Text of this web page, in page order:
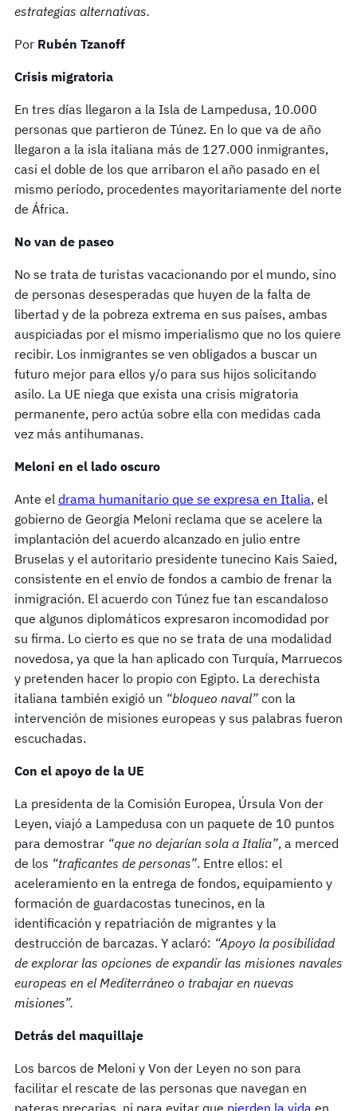
estrategias alternativas.
Por Rubén Tzanoff
Crisis migratoria
En tres días llegaron a la Isla de Lampedusa, 10.000
personas que partieron de Túnez. En lo que va de año
llegaron a la isla italiana más de 127.000 inmigrantes,
casi el doble de los que arribaron el año pasado en el
mismo período, procedentes mayoritariamente del norte
de África.
No van de paseo
No se trata de turistas vacacionando por el mundo, sino
de personas desesperadas que huyen de la falta de
libertad y de la pobreza extrema en sus países, ambas
auspiciadas por el mismo imperialismo que no los quiere
recibir. Los inmigrantes se ven obligados a buscar un
futuro mejor para ellos y/o para sus hijos solicitando
asilo. La UE niega que exista una crisis migratoria
permanente, pero actúa sobre ella con medidas cada
vez más antihumanas.
Meloni en el lado oscuro
Ante el drama humanitario que se expresa en Italia, el
gobierno de Georgia Meloni reclama que se acelere la
implantación del acuerdo alcanzado en julio entre
Bruselas y el autoritario presidente tunecino Kais Saied,
consistente en el envío de fondos a cambio de frenar la
inmigración. El acuerdo con Túnez fue tan escandaloso
que algunos diplomáticos expresaron incomodidad por
su firma. Lo cierto es que no se trata de una modalidad
novedosa, ya que la han aplicado con Turquía, Marruecos
y pretenden hacer lo propio con Egipto. La derechista
italiana también exigió un “bloqueo naval” con la
intervención de misiones europeas y sus palabras fueron
escuchadas.
Con el apoyo de la UE
La presidenta de la Comisión Europea, Úrsula Von der
Leyen, viajó a Lampedusa con un paquete de 10 puntos
para demostrar “que no dejarían sola a Italia”, a merced
de los “traficantes de personas”. Entre ellos: el
aceleramiento en la entrega de fondos, equipamiento y
formación de guardacostas tunecinos, en la
identificación y repatriación de migrantes y la
destrucción de barcazas. Y aclaró: “Apoyo la posibilidad
de explorar las opciones de expandir las misiones navales
europeas en el Mediterráneo o trabajar en nuevas
misiones”.
Detrás del maquillaje
Los barcos de Meloni y Von der Leyen no son para
facilitar el rescate de las personas que navegan en
pateras precarias, ni para evitar que pierden la vida en